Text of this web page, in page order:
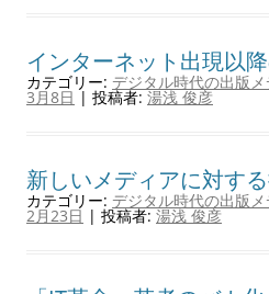
インターネット出現以
カテゴリー: デジタル時代の出版
3月8日 | 投稿者:湯浅 俊彦
新しいメディアに対す
カテゴリー: デジタル時代の出版
2月23日 | 投稿者:湯浅 俊彦